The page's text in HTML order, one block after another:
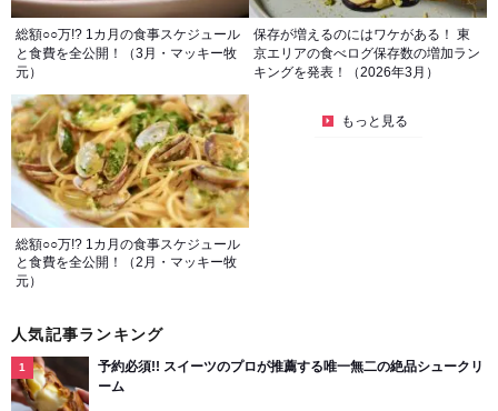
総額○○万!? 1カ月の食事スケジュール
と食費を全公開！（3月・マッキー牧
元）
保存が増えるのにはワケがある！ 東
京エリアの食べログ保存数の増加ラン
キングを発表！（2026年3月）
総額○○万!? 1カ月の食事スケジュール
と食費を全公開！（2月・マッキー牧
元）
もっと見る
人気記事ランキング
予約必須!! スイーツのプロが推薦する唯一無二の絶品シュークリ
ーム